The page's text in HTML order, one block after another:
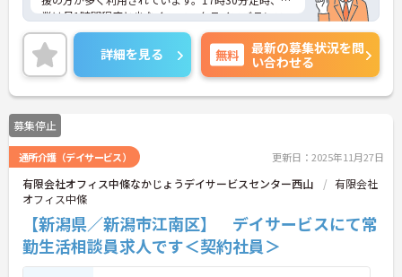
業は月1時間程度と少なく、ワークライフバランス
を重視した働き方も実現しやすいです。各種手当も
充実♪賞与は7ヶ月以上の支給実績があります。ご興
味のある方には、面接対策ポイントなど、さらに詳
細をお話しいたしますのでお気軽にご相談くださ
い！
詳細を見る 無料
最新の募集状況を問
い合わせる
募集停止
通所介護（デイサービス） 更新日：2025年11月27日
有限会社オフィス中條なかじょうデイサービスセンター西山
有限会社
オフィス中條
【新潟県／新潟市江南区】 デイサービスにて常
勤生活相談員求人です＜契約社員＞